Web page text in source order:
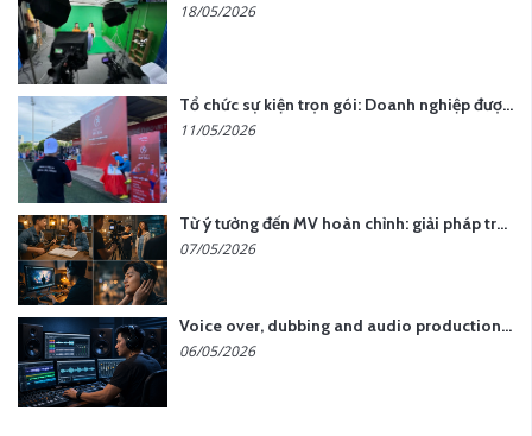
18/05/2026
Tổ chức sự kiện trọn gói: Doanh nghiệp được gì khi chọn đơn vị chuyên nghiệp?
11/05/2026
Từ ý tưởng đến MV hoàn chỉnh: giải pháp trọn gói tại YCN Media
07/05/2026
Voice over, dubbing and audio production services in Vietnam for global content
06/05/2026